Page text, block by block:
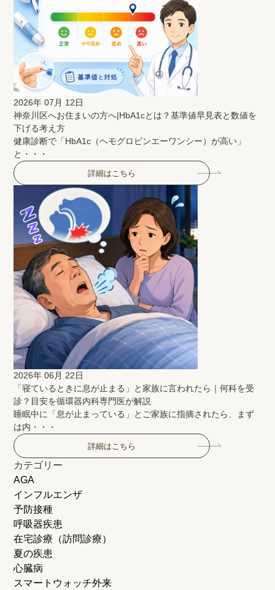
2026年 07月 12日
神奈川区へお住まいの方へ|HbA1cとは？基準値早見表と数値を
下げる考え方
健康診断で「HbA1c（ヘモグロビンエーワンシー）が高い」
と・・・
詳細はこちら
2026年 06月 22日
「寝ているときに息が止まる」と家族に言われたら｜何科を受
診？目安を循環器内科専門医が解説
睡眠中に「息が止まっている」とご家族に指摘されたら、まず
は内・・・
詳細はこちら
カテゴリー
AGA
インフルエンザ
予防接種
呼吸器疾患
在宅診療（訪問診療）
夏の疾患
心臓病
スマートウォッチ外来